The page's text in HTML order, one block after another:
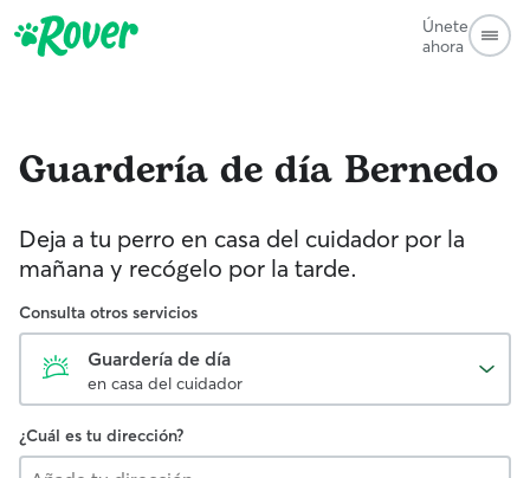
Únete
ahora
Guardería de día Bernedo
Deja a tu perro en casa del cuidador por la
mañana y recógelo por la tarde.
Consulta otros servicios
Guardería de día
en casa del cuidador
¿Cuál es tu dirección?